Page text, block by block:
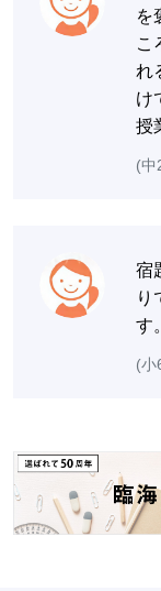
を
こ
れ
け
授
(中
宿
り
す
(小